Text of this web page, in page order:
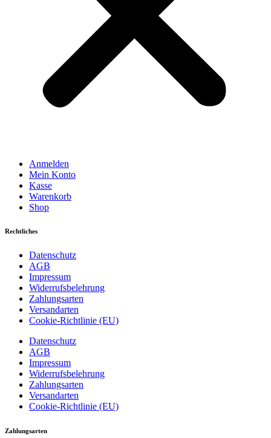
Anmelden
Mein Konto
Kasse
Warenkorb
Shop
Rechtliches
Datenschutz
AGB
Impressum
Widerrufsbelehrung
Zahlungsarten
Versandarten
Cookie-Richtlinie (EU)
Datenschutz
AGB
Impressum
Widerrufsbelehrung
Zahlungsarten
Versandarten
Cookie-Richtlinie (EU)
Zahlungsarten